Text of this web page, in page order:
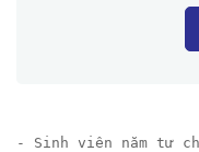
- Sinh viên năm tư